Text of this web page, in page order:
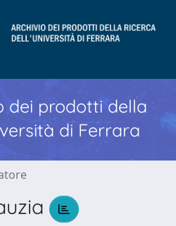
dei prodotti della
di Ferrara